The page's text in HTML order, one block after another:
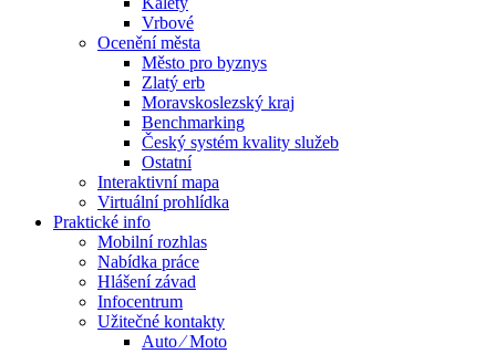
Vrbové
Ocenění města
Město pro byznys
Zlatý erb
Moravskoslezský kraj
Benchmarking
Český systém kvality služeb
Ostatní
Interaktivní mapa
Virtuální prohlídka
Praktické info
Mobilní rozhlas
Nabídka práce
Hlášení závad
Infocentrum
Užitečné kontakty
Auto ⁄ Moto